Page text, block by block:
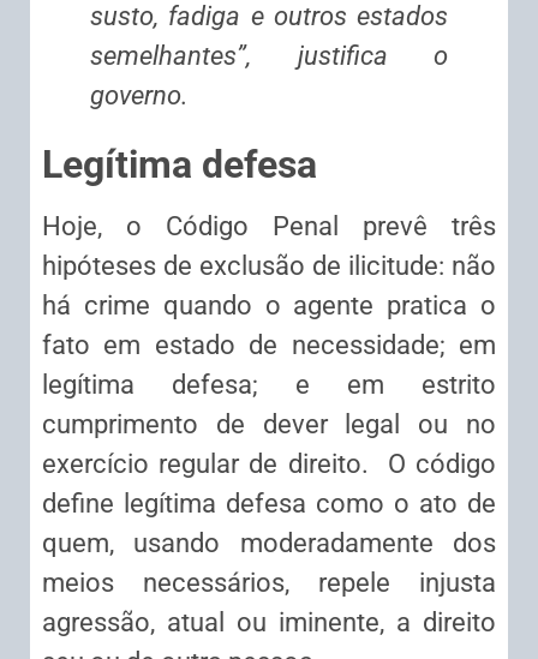
susto, fadiga e outros estados
semelhantes”, justifica o
governo.
Legítima defesa
Hoje, o Código Penal prevê três
hipóteses de exclusão de ilicitude: não
há crime quando o agente pratica o
fato em estado de necessidade; em
legítima defesa; e em estrito
cumprimento de dever legal ou no
exercício regular de direito. O código
define legítima defesa como o ato de
quem, usando moderadamente dos
meios necessários, repele injusta
agressão, atual ou iminente, a direito